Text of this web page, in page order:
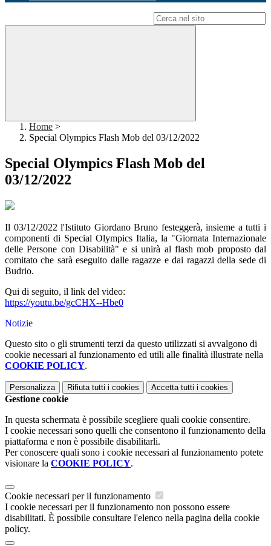
Home >
Special Olympics Flash Mob del 03/12/2022
Special Olympics Flash Mob del
03/12/2022
Il 03/12/2022 l'Istituto Giordano Bruno festeggerà, insieme a tutti i
componenti di Special Olympics Italia, la "Giornata Internazionale
delle Persone con Disabilità" e si unirà al flash mob proposto dal
comitato che sarà eseguito dalle ragazze e dai ragazzi della sede di
Budrio.
Qui di seguito, il link del video:
https://youtu.be/gcCHX--Hbe0
Notizie
Questo sito o gli strumenti terzi da questo utilizzati si avvalgono di
cookie necessari al funzionamento ed utili alle finalità illustrate nella
COOKIE POLICY.
Personalizza Rifiuta tutti i cookies Accetta tutti i cookies
Gestione cookie
In questa schermata è possibile scegliere quali cookie consentire.
I cookie necessari sono quelli che consentono il funzionamento della
piattaforma e non è possibile disabilitarli.
Per conoscere quali sono i cookie necessari al funzionamento potete
visionare la COOKIE POLICY.
Cookie necessari per il funzionamento
I cookie necessari per il funzionamento non possono essere
disabilitati. È possibile consultare l'elenco nella pagina della cookie
policy.